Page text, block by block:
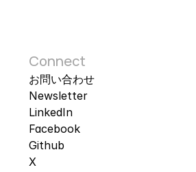
Connect
お問い​合わせ
Newsletter
LinkedIn
Facebook
Github
X